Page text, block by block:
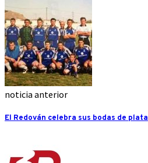
noticia anterior
El Redován celebra sus bodas de plata